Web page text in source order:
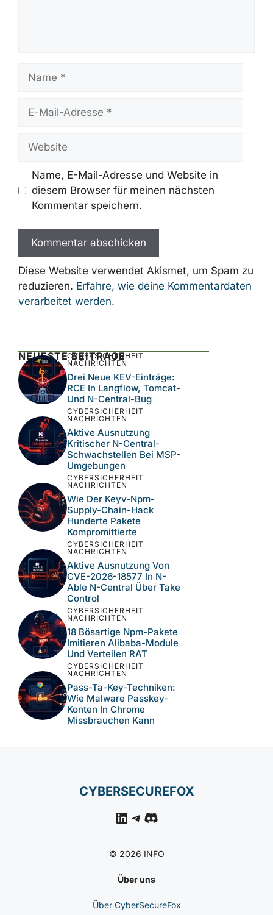
Name
E-
Mail-
Name, E-Mail-Adresse und Website in
diesem Browser für meinen nächsten
Kommentar speichern.
Diese Website verwendet Akismet, um Spam
zu reduzieren. Erfahre, wie deine
Kommentardaten verarbeitet werden.
NEUESTE BEITRÄGE
CYBERSICHERHEIT
NACHRICHTEN
Drei Neue KEV-Einträge:
RCE In Langflow, Tomcat-
Und N-Central-Bug
CYBERSICHERHEIT
NACHRICHTEN
Aktive Ausnutzung
Kritischer N-Central-
Schwachstellen Bei MSP-
Umgebungen
CYBERSICHERHEIT
NACHRICHTEN
Wie Der Keyv-Npm-
Supply-Chain-Hack
Hunderte Pakete
Kompromittierte
CYBERSICHERHEIT
NACHRICHTEN
Aktive Ausnutzung Von
CVE-2026-18577 In N-
Able N-Central Über Take
Control
CYBERSICHERHEIT
NACHRICHTEN
18 Bösartige Npm-Pakete
Imitieren Alibaba-Module
Konten In Chrome
CYBERSECUREFOX
LinkedIn
Telegram
Discord